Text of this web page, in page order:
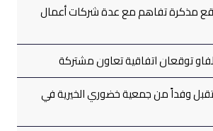
مذكرة تفاهم مع عدة شركات أعمال
توقعان اتفاقية تعاون مشتركة
وفداً من جمعية خضوري الخيرية في